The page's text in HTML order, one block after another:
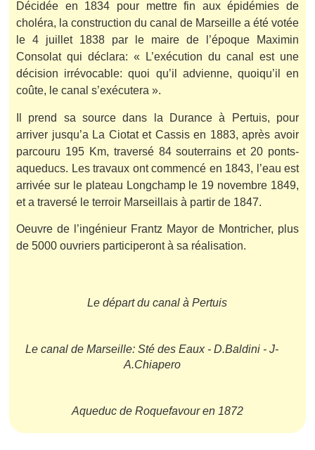
Décidée en 1834 pour mettre fin aux épidémies de
choléra, la construction du canal de Marseille a été votée
le 4 juillet 1838 par le maire de l’époque Maximin
Consolat qui déclara: « L’exécution du canal est une
décision irrévocable: quoi qu’il advienne, quoiqu’il en
coûte, le canal s’exécutera ».
Il prend sa source dans la Durance à Pertuis, pour
arriver jusqu’a La Ciotat et Cassis en 1883, après avoir
parcouru 195 Km, traversé 84 souterrains et 20 ponts-
aqueducs. Les travaux ont commencé en 1843, l’eau est
arrivée sur le plateau Longchamp le 19 novembre 1849,
et a traversé le terroir Marseillais à partir de 1847.
Oeuvre de l’ingénieur Frantz Mayor de Montricher, plus
de 5000 ouvriers participeront à sa réalisation.
Le départ du canal à Pertuis
Le canal de Marseille: Sté des Eaux - D.Baldini - J-
A.Chiapero
Aqueduc de Roquefavour en 1872